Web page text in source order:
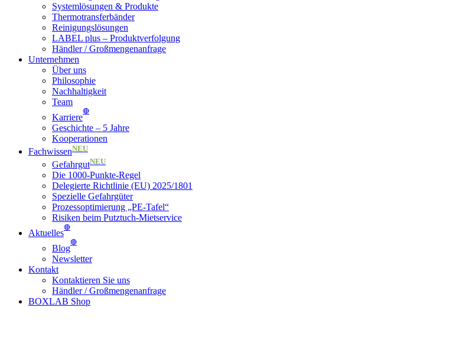
Systemlösungen & Produkte
Thermotransferbänder
Reinigungslösungen
LABEL plus – Produktverfolgung
Händler / Großmengenanfrage
Unternehmen
Über uns
Philosophie
Nachhaltigkeit
Team
Karriere
🔴
Geschichte – 5 Jahre
Kooperationen
FachwissenNEU
GefahrgutNEU
Die 1000-Punkte-Regel
Delegierte Richtlinie (EU) 2025/1801
Spezielle Gefahrgüter
Prozessoptimierung „PE-Tafel“
Risiken beim Putztuch-Mietservice
Aktuelles
🔴
Blog
🔴
Newsletter
Kontakt
Kontaktieren Sie uns
Händler / Großmengenanfrage
BOXLAB Shop